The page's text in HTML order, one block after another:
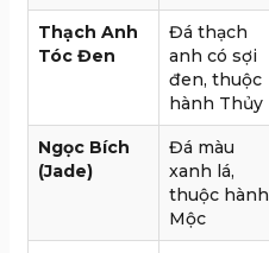
Thạch Anh
Tóc Đen
Đá thạch
anh có sợi
đen, thuộc
hành Thủy
Ngọc Bích
(Jade)
Đá màu
xanh lá,
thuộc hành
Mộc